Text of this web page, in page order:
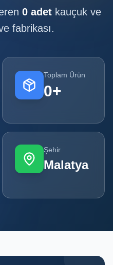
0 adet kauçuk ve
fabrikası.
Toplam Ürün
0+
Şehir
Malatya